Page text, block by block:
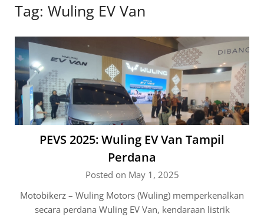
Tag: Wuling EV Van
PEVS 2025: Wuling EV Van Tampil
Perdana
Posted on May 1, 2025
Motobikerz – Wuling Motors (Wuling) memperkenalkan
secara perdana Wuling EV Van, kendaraan listrik